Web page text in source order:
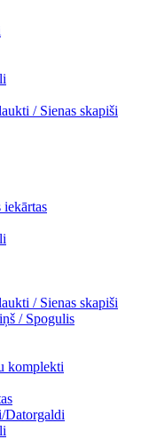
/ Sienas skapiši
iekārtas
/ Sienas skapiši
/ Spogulis
komplekti
Datorgaldi